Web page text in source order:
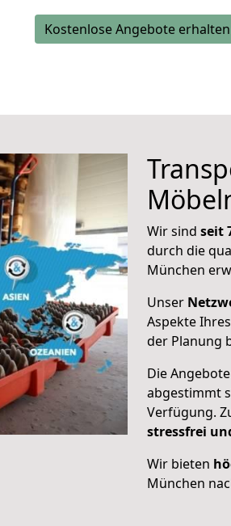
Kostenlose Angebote erhalten
Wir sind seit
durch die
München
Unser
Aspekte
der Planung
Die
abgestimmt
Verfügung.
stressfrei
Wir bieten
München